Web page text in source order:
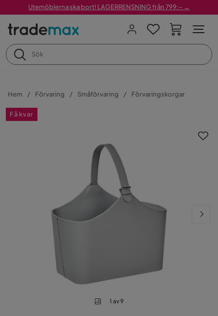
Utemöblerna ska bort! LAGERRENSNING från 799:– →
Hem Förvaring Småförvaring Förvaringskorgar
Få kvar
1 av 9